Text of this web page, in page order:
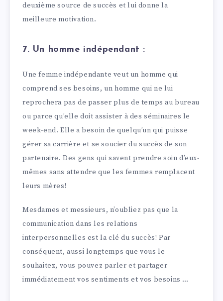
deuxième source de succès et lui donne la
meilleure motivation.
7. Un homme indépendant :
Une femme indépendante veut un homme qui
comprend ses besoins, un homme qui ne lui
reprochera pas de passer plus de temps au bureau
ou parce qu’elle doit assister à des séminaires le
week-end. Elle a besoin de quelqu’un qui puisse
gérer sa carrière et se soucier du succès de son
partenaire. Des gens qui savent prendre soin d’eux-
mêmes sans attendre que les femmes remplacent
leurs mères!
Mesdames et messieurs, n’oubliez pas que la
communication dans les relations
interpersonnelles est la clé du succès! Par
conséquent, aussi longtemps que vous le
souhaitez, vous pouvez parler et partager
immédiatement vos sentiments et vos besoins …